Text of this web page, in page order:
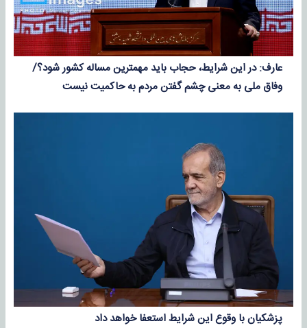
عارف: در این شرایط، حجاب باید مهمترین مساله کشور شود؟/
وفاق ملی به معنی چشم گفتن مردم به حاکمیت نیست
پزشکیان با وقوع این شرایط استعفا خواهد داد